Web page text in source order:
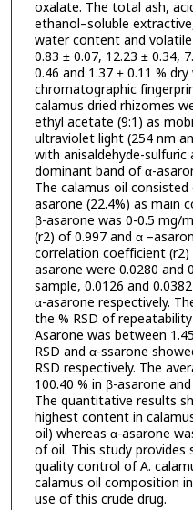
oxalate. The total ash,
ethanol–soluble
water content and
0.83 ± 0.07, 12.23 ± 0.34,
0.46 and 1.37 ± 0.11 %
chromatographic
calamus dried rhizomes
ethyl acetate (9:1) as
ultraviolet light (254 nm
with anisaldehyde-
dominant band of α-
The calamus oil
asarone (22.4%) as main
β-asarone was 0-0.5 mg/
(r2) of 0.997 and α
correlation coefficient (r2)
asarone were 0.0280 and
sample, 0.0126 and
α-asarone respectively.
the % RSD of
Asarone was between
RSD and α-ssarone
RSD respectively. The
100.40 % in β-asarone
The quantitative results
highest content in
oil) whereas α-asarone
of oil. This study
quality control of A.
calamus oil composition
use of this crude drug.